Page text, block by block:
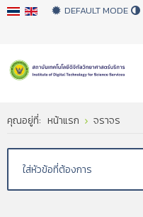
DEFAULT MODE
คุณอยู่ที่: หน้าแรก จราจร